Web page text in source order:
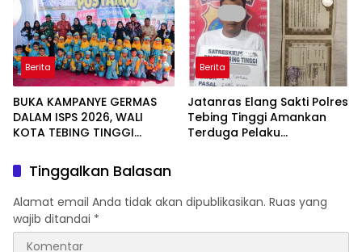
Berita
BUKA KAMPANYE GERMAS
DALAM ISPS 2026, WALI
KOTA TEBING TINGGI
STUNTING
Berita
Jatanras Elang Sakti Polres
Tebing Tinggi Amankan
Terduga Pelaku
Tinggalkan Balasan
Alamat email Anda tidak akan dipublikasikan. Ruas yang
wajib ditandai *